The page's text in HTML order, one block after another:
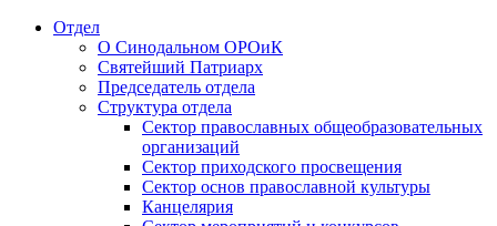
Отдел
О Синодальном ОРОиК
Святейший Патриарх
Председатель отдела
Структура отдела
Сектор православных общеобразовательных
организаций
Сектор приходского просвещения
Сектор основ православной культуры
Канцелярия